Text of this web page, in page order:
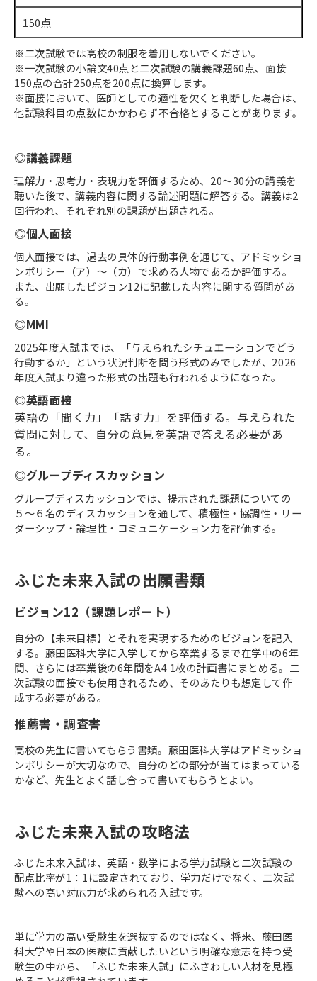
150点
※二次試験では高校の制服を着用しないでください。
※一次試験の小論文40点と二次試験の講義課題60点、面接
150点の合計250点を200点に換算します。
※面接において、医師としての適性を欠くと判断した場合は、
他試験科目の点数にかかわらず不合格とすることがあります。
◎講義課題
理解力・思考力・表現力を評価するため、20〜30分の講義を
聴いた後で、講義内容に関する論述問題に解答する。講義は2
回行われ、それぞれ別の課題が出題される。
◎個人面接
個人面接では、過去の具体的行動事例を通じて、アドミッショ
ンポリシー（ア）～（カ）で求める人物であるか評価する。
また、出願したビジョン12に記載した内容に関する質問があ
る。
◎MMI
2025年度入試までは、「与えられたシチュエーションでどう
行動するか」という状況判断を問う形式のみでしたが、2026
年度入試より違った形式の出題も行われるようになった。
◎英語面接
英語の「聞く力」「話す力」を評価する。与えられた
質問に対して、自分の意見を英語で答える必要があ
る。
◎グループディスカッション
グループディスカッションでは、提示された課題についての
５〜６名のディスカッションを通して、積極性・協調性・リー
ダーシップ・論理性・コミュニケーション力を評価する。
ふじた未来入試の出願書類
ビジョン12（課題レポート）
自分の【未来目標】とそれを実現するためのビジョンを記入
する。藤田医科大学に入学してから卒業するまで在学中の6年
間、さらには卒業後の6年間をA4 1枚の計画書にまとめる。二
次試験の面接でも使用されるため、そのあたりも想定して作
成する必要がある。
推薦書・調査書
高校の先生に書いてもらう書類。藤田医科大学はアドミッショ
ンポリシーが大切なので、自分のどの部分が当てはまっている
かなど、先生とよく話し合って書いてもらうとよい。
ふじた未来入試の攻略法
ふじた未来入試は、英語・数学による学力試験と二次試験の
配点比率が1：1に設定されており、学力だけでなく、二次試
験への高い対応力が求められる入試です。
単に学力の高い受験生を選抜するのではなく、将来、藤田医
科大学や日本の医療に貢献したいという明確な意志を持つ受
験生の中から、「ふじた未来入試」にふさわしい人材を見極